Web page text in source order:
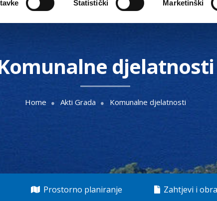
Statistički Marketinški
djelatnosti
Home Akti Grada Komunalne djelatnosti
Prostorno planiranje Zahtjevi i